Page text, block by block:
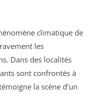
climatique de
les
Dans des localités
sont confrontés à
la scène d’un